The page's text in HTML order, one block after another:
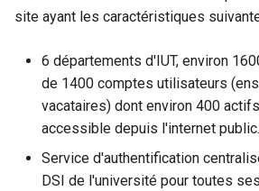
iLe BUT (parcours, jurys,
bulletins)
Autres fonctions
Paramétrage
(responsables de
formation)
Pour un permanent (accès
Pour une personne sans
accès à CAS
Problème fréquent: non
réception du mail par
Modélisation des parcours
Génération de bulletins PDF
API permissions (dev)
Installer un serveur de
/
de
site ayant les caractéristiques
6 départements d'IUT, environ
de 1400 comptes utilisateurs
vacataires) dont environ 400
accessible depuis l'internet public.
Service d'authentification
DSI de l'université pour toutes